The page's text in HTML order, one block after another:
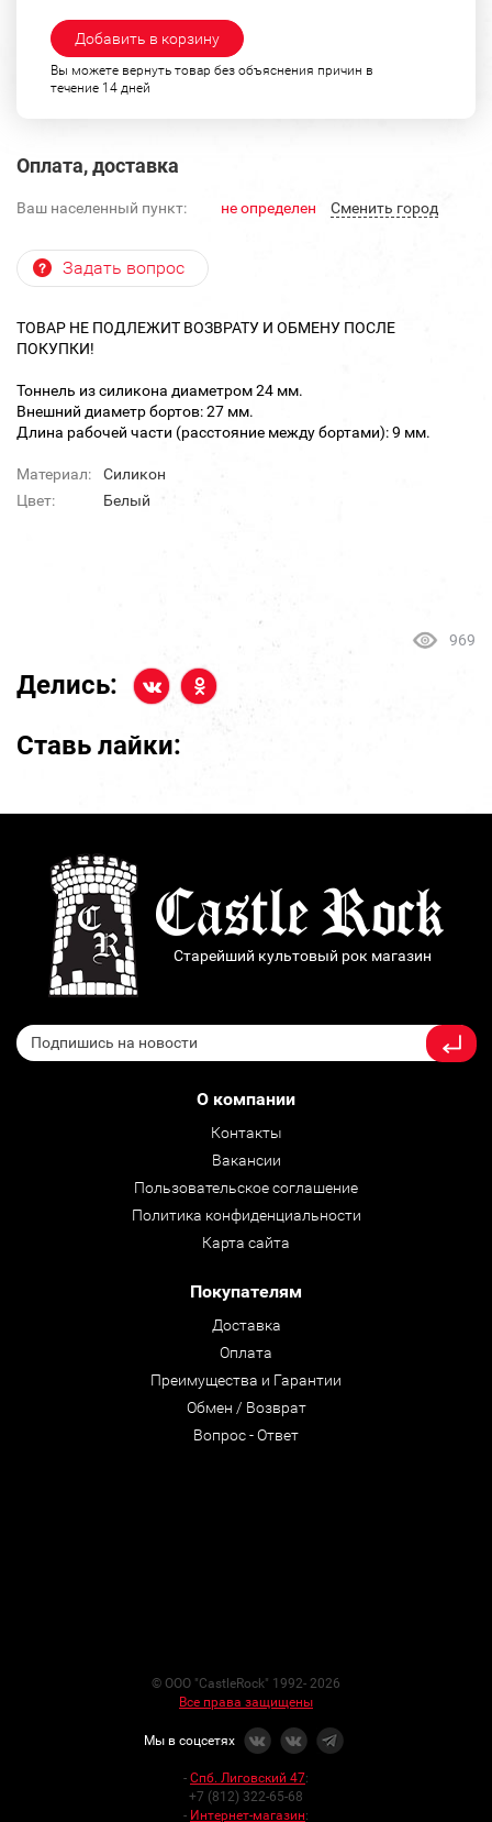
Добавить в корзину
Вы можете вернуть товар без объяснения причин в
течение 14 дней
Оплата, доставка
Ваш населенный пункт: не определен Cменить город
Задать вопрос
ТОВАР НЕ ПОДЛЕЖИТ ВОЗВРАТУ И ОБМЕНУ ПОСЛЕ
ПОКУПКИ!
Тоннель из силикона диаметром 24 мм.
Внешний диаметр бортов: 27 мм.
Длина рабочей части (расстояние между бортами): 9 мм.
Материал:
Силикон
Цвет:
Белый
969
Делись:
Ставь лайки:
Старейший культовый рок магазин
О компании
Контакты
Вакансии
Пользовательское соглашение
Политика конфиденциальности
Карта сайта
Покупателям
Доставка
Оплата
Преимущества и Гарантии
Обмен / Возврат
Вопрос - Ответ
© ООО "CastleRock" 1992- 2026
Все права защищены
Мы в соцсетях
- Спб. Лиговский 47:
+7 (812) 322-65-68
- Интернет-магазин: